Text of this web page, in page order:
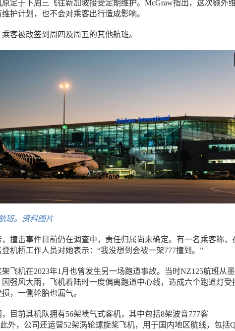
定于下周三飞往新加坡接受定期维护。McGraw指出，这次额外
护计划，也不会对乘客出行造成影响。
客被改签到周四及周五的其他航班。
班。资料图片
撞击事件目前仍在调查中，责任归属尚未确定。有一名乘客称，
机桥工作人员对她表示：“我没想到会被一架777撞到。”
飞机在2023年1月也曾发生另一场跑道事故。当时NZ125航班从
强风大雨，飞机着陆时一度偏离跑道中心线，造成六个跑道灯受
，一侧轮胎也漏气。
目前其机队拥有56架喷气式客机，其中包括8架波音777客
外，公司还运营52架涡轮螺旋桨飞机，用于国内地区航线，包括